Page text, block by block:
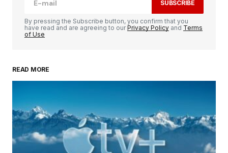
Your Name
Your E-mail*
Enregistrer mon nom, mon e-mail et mon
site dans le navigateur pour mon prochain
commentaire.
SUBSCRIBE
By pressing the Subscribe button, you confirm that you
have read and are agreeing to ourPrivacy Policy and Terms
of Use
READ MORE